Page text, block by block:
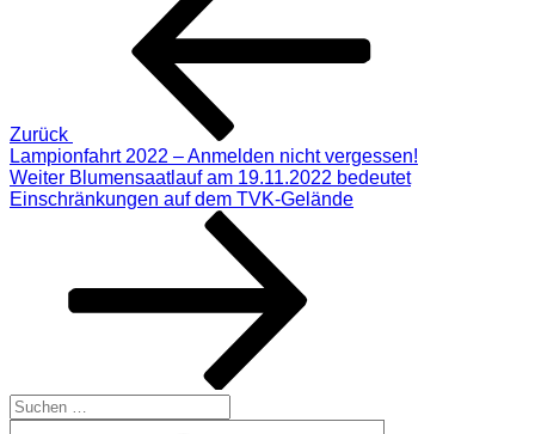
Zurück
Lampionfahrt 2022 – Anmelden nicht vergessen!
Nächster
Beitrag
Weiter Blumensaatlauf am 19.11.2022 bedeutet
Einschränkungen auf dem TVK-Gelände
Suchen
nach: